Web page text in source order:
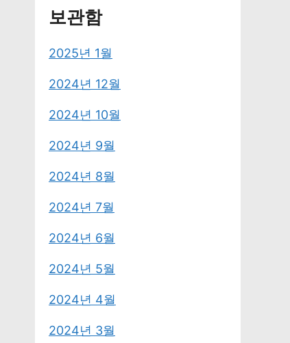
보관함
2025년 1월
2024년 12월
2024년 10월
2024년 9월
2024년 8월
2024년 7월
2024년 6월
2024년 5월
2024년 4월
2024년 3월